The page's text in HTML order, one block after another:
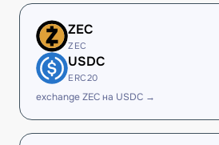
ZEC
ZEC
USDC
ERC20
exchange ZEC на USDC →